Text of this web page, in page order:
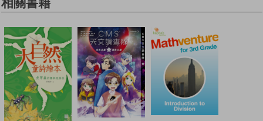
相關書籍